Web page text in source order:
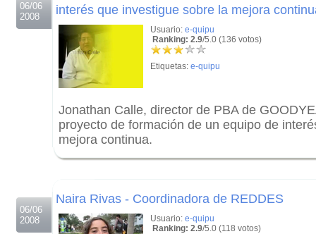
06/06
2008
interés que investigue sobre la mejora
Usuario: e-quipu
Ranking: 2.9/5.0 (136 votos)
Etiquetas: e-quipu
Jonathan Calle, director de PBA de
proyecto de formación de un equipo de
mejora continua.
06/06
2008
Naira Rivas - Coordinadora de REDDES
Usuario: e-quipu
Ranking: 2.9/5.0 (118 votos)